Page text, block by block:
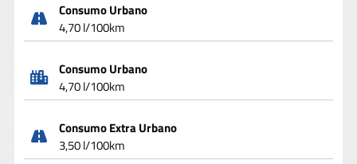
Consumo Urbano
4,70 l/100km
Consumo Urbano
4,70 l/100km
Consumo Extra Urbano
3,50 l/100km